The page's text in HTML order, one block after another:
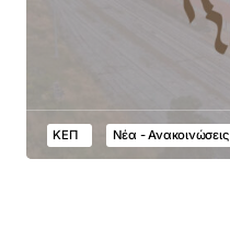
ΚΕΠ Νέα - Ανακοινώσεις